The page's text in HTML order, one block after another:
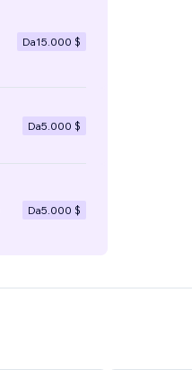
Da15.000 $
Da5.000 $
Da5.000 $